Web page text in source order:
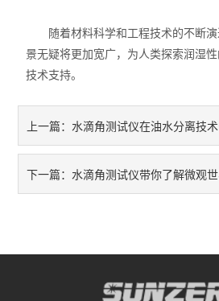
纸/纸板/纸箱类仪器
筛分机
其它类仪器
随着材料科学和工程技术的不断演
景无疑将更加宽广，为人类探索润湿
技术支持。
上一篇：水滴角测试仪在油水分离技
下一篇：水滴角测试仪带你了解微观